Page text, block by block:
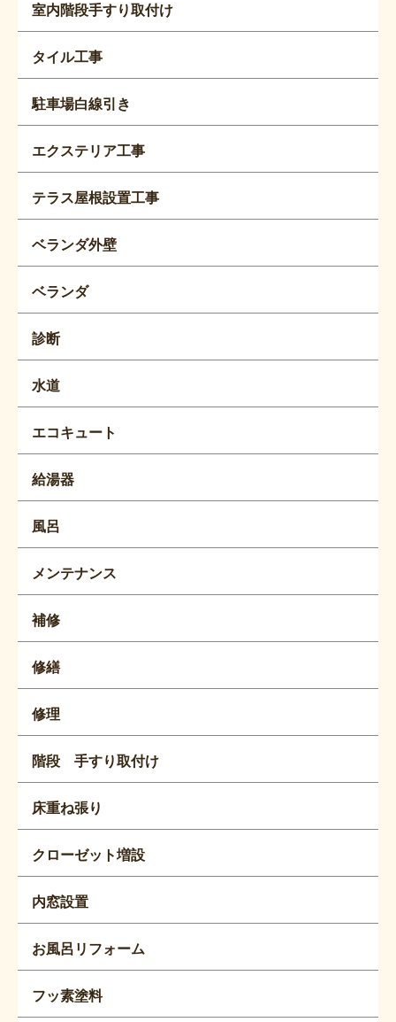
室内階段手すり取付け
タイル工事
駐車場白線引き
エクステリア工事
テラス屋根設置工事
ベランダ外壁
ベランダ
診断
水道
エコキュート
給湯器
風呂
メンテナンス
補修
修繕
修理
階段 手すり取付け
床重ね張り
クローゼット増設
内窓設置
お風呂リフォーム
フッ素塗料